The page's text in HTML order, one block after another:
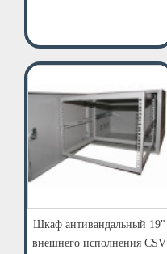
Шкаф антивандальный 19"
внешнего исполнения CSV